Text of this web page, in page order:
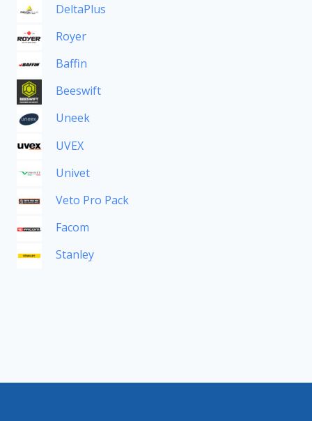
DeltaPlus
Royer
Baffin
Beeswift
Uneek
UVEX
Univet
Veto Pro Pack
Facom
Stanley